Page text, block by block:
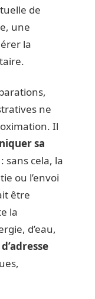
de
une
la
ne
Il
sa
sans cela, la
ou l’envoi
être
la
d’eau,